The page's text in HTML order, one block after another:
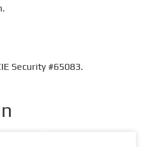
Security #65083.